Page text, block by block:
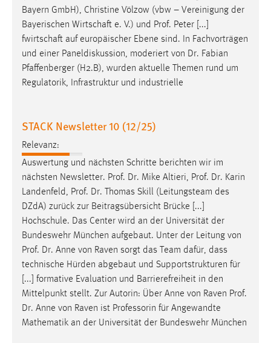
Bayern GmbH), Christine Völzow (vbw – Vereinigung der
Bayerischen Wirtschaft e. V.) und Prof. Peter [...]
fwirtschaft auf europäischer Ebene sind. In Fachvorträgen
und einer Paneldiskussion, moderiert von Dr. Fabian
Pfaffenberger (H2.B), wurden aktuelle Themen rund um
Regulatorik, Infrastruktur und industrielle
STACK Newsletter 10 (12/25)
Relevanz:
Auswertung und nächsten Schritte berichten wir im
nächsten Newsletter. Prof. Dr. Mike Altieri, Prof. Dr. Karin
Landenfeld, Prof. Dr. Thomas Skill (Leitungsteam des
DZdA) zurück zur Beitragsübersicht Brücke [...]
Hochschule. Das Center wird an der Universität der
Bundeswehr München aufgebaut. Unter der Leitung von
Prof. Dr. Anne von Raven sorgt das Team dafür, dass
technische Hürden abgebaut und Supportstrukturen für
[...] formative Evaluation und Barrierefreiheit in den
Mittelpunkt stellt. Zur Autorin: Über Anne von Raven Prof.
Dr. Anne von Raven ist Professorin für Angewandte
Mathematik an der Universität der Bundeswehr München
Cookie Laufzeit:
3 Monate
EXTERNE MEDIEN
Plattformen anzeigen zu können, werden von diesen
YouTube
Vimeo